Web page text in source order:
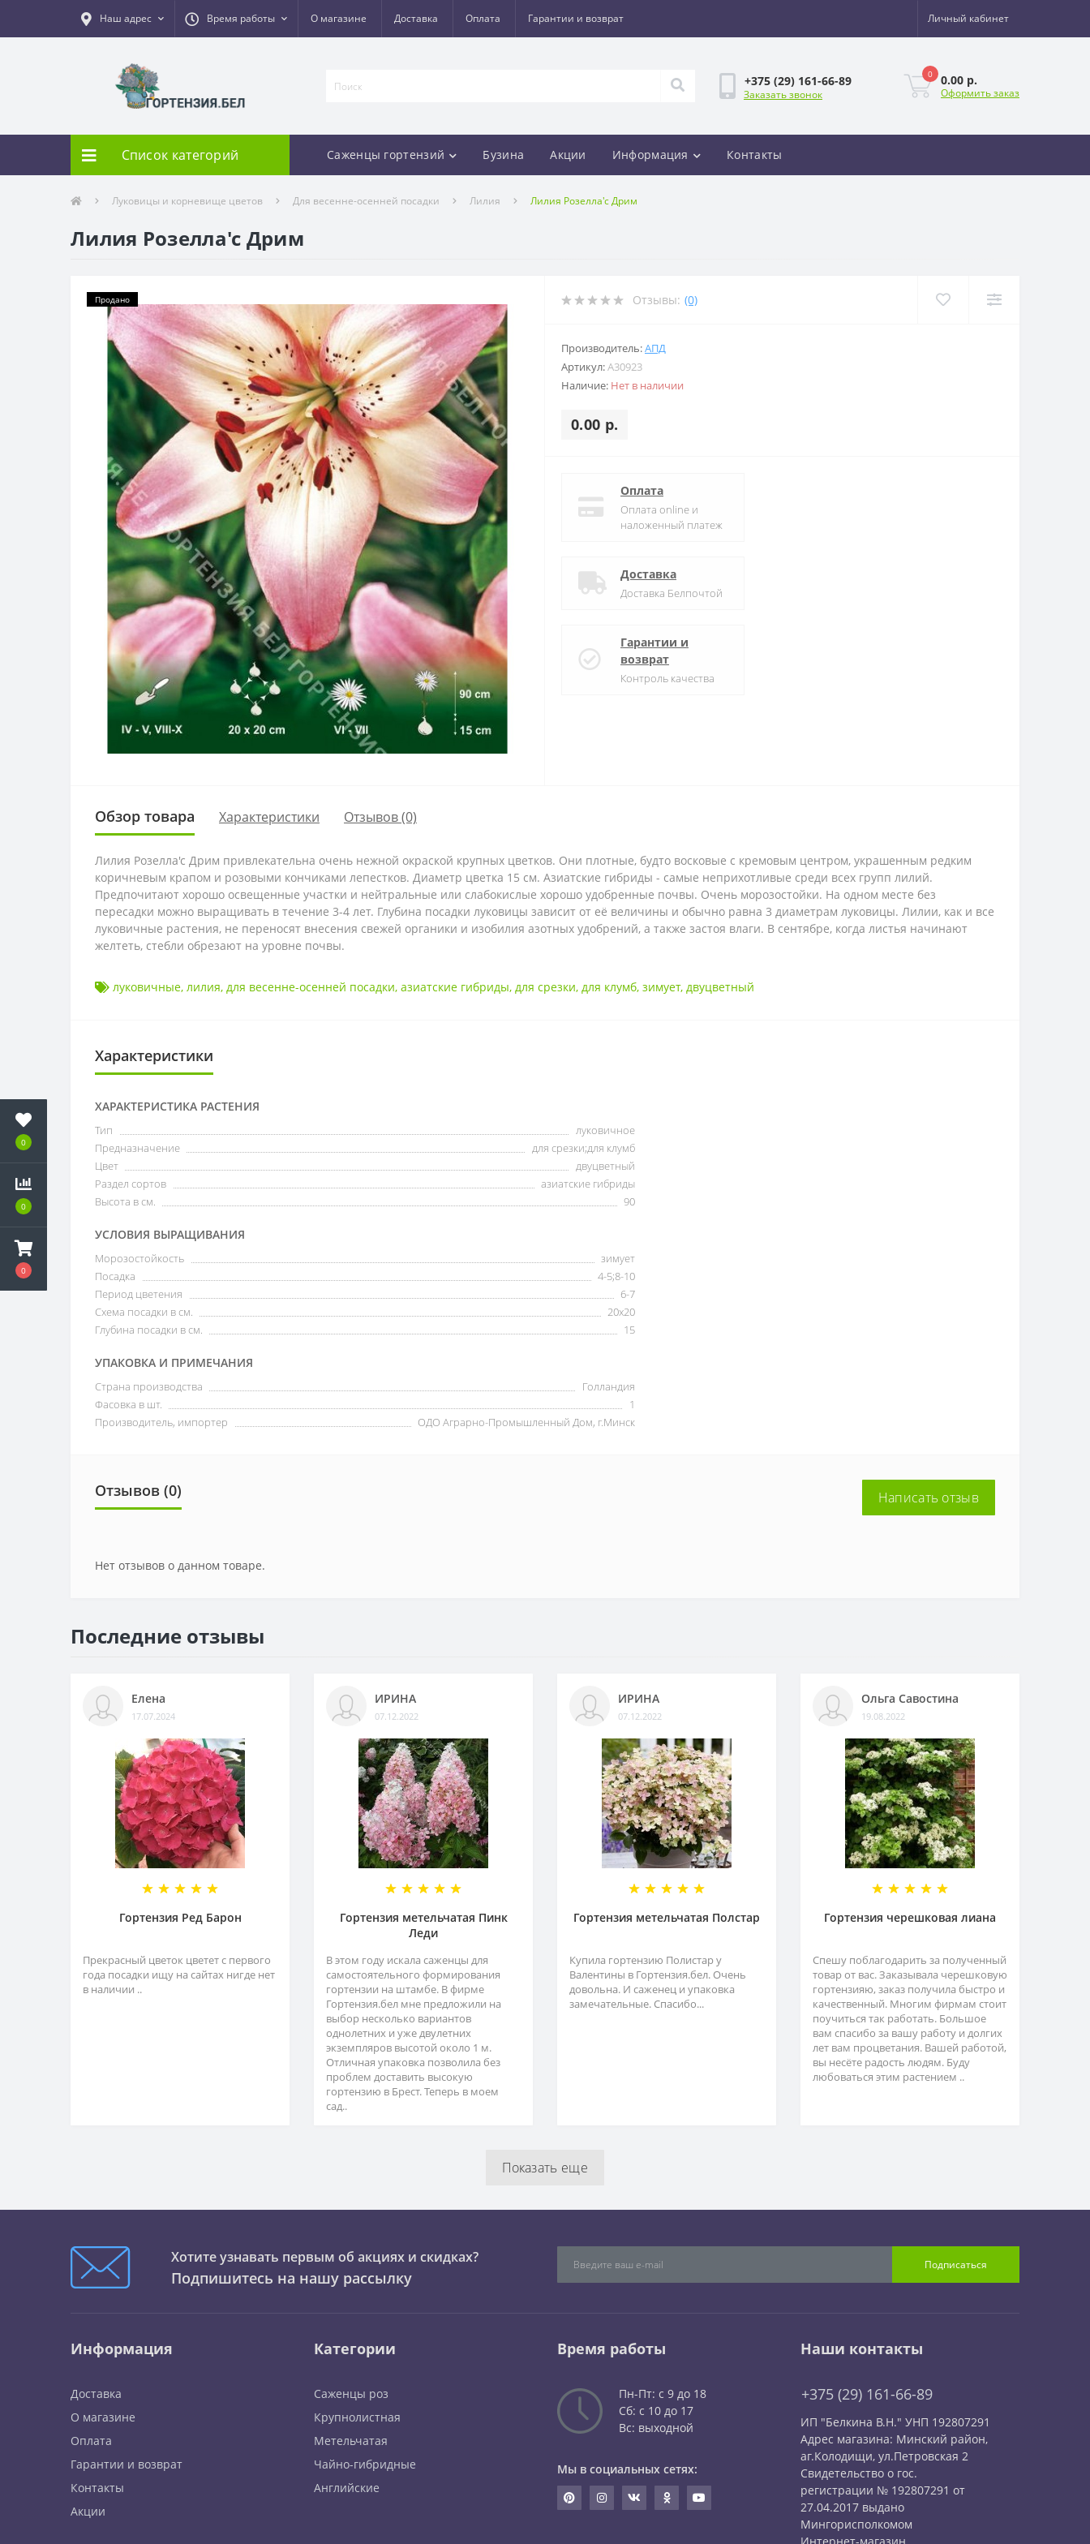
0
0
0
Наш адрес Время работы О магазине Доставка Оплата Гарантии и возврат Личный кабинет
+375 (29) 161-66-89
Заказать звонок
0 0.00 р.
Оформить заказ
Список категорий Саженцы гортензий Бузина Акции Информация Контакты
Луковицы и корневище цветов Для весенне-осенней посадки Лилия Лилия Розелла'с Дрим
Лилия Розелла'с Дрим
Продано Отзывы: (0)
Производитель:АПД
Артикул:A30923
Наличие: Нет в наличии
0.00 р.
Оплата
Оплата online и
наложенный платеж
Доставка
Доставка Белпочтой
Гарантии и
возврат
Контроль качества
Обзор товара Характеристики Отзывов (0)
Лилия Розелла'с Дрим привлекательна очень нежной окраской крупных цветков. Они плотные, будто восковые с кремовым центром, украшенным редким
коричневым крапом и розовыми кончиками лепестков. Диаметр цветка 15 см. Азиатские гибриды - самые неприхотливые среди всех групп лилий.
Предпочитают хорошо освещенные участки и нейтральные или слабокислые хорошо удобренные почвы. Очень морозостойки. На одном месте без
пересадки можно выращивать в течение 3-4 лет. Глубина посадки луковицы зависит от её величины и обычно равна 3 диаметрам луковицы. Лилии, как и все
луковичные растения, не переносят внесения свежей органики и изобилия азотных удобрений, а также застоя влаги. В сентябре, когда листья начинают
желтеть, стебли обрезают на уровне почвы.
луковичные, лилия, для весенне-осенней посадки, азиатские гибриды, для срезки, для клумб, зимует, двуцветный
Характеристики
ХАРАКТЕРИСТИКА РАСТЕНИЯ
Тип
луковичное
Предназначение
для срезки;для клумб
Цвет
двуцветный
Раздел сортов
азиатские гибриды
Высота в см.
90
УСЛОВИЯ ВЫРАЩИВАНИЯ
Морозостойкость
зимует
Посадка
4-5;8-10
Период цветения
6-7
Схема посадки в см.
20х20
Глубина посадки в см.
15
УПАКОВКА И ПРИМЕЧАНИЯ
Страна производства
Голландия
Фасовка в шт.
1
Производитель, импортер
ОДО Аграрно-Промышленный Дом, г.Минск
Отзывов (0) Написать отзыв
Нет отзывов о данном товаре.
Последние отзывы
Елена
17.07.2024
Гортензия Ред Барон
Прекрасный цветок цветет с первого
года посадки ищу на сайтах нигде нет
в наличии ..
ИРИНА
07.12.2022
Гортензия метельчатая Пинк
Леди
В этом году искала саженцы для
самостоятельного формирования
гортензии на штамбе. В фирме
Гортензия.бел мне предложили на
выбор несколько вариантов
однолетних и уже двулетних
экземпляров высотой около 1 м.
Отличная упаковка позволила без
проблем доставить высокую
гортензию в Брест. Теперь в моем
сад..
ИРИНА
07.12.2022
Гортензия метельчатая Полстар
Купила гортензию Полистар у
Валентины в Гортензия.бел. Очень
довольна. И саженец и упаковка
замечательные. Спасибо...
Ольга Савостина
19.08.2022
Гортензия черешковая лиана
Спешу поблагодарить за полученный
товар от вас. Заказывала черешковую
гортензияю, заказ получила быстро и
качественный. Многим фирмам стоит
поучиться так работать. Большое
вам спасибо за вашу работу и долгих
лет вам процветания. Вашей работой,
вы несёте радость людям. Буду
любоваться этим растением ..
Показать еще
Хотите узнавать первым об акциях и скидках?
Подпишитесь на нашу рассылку
Подписаться
Информация
Доставка
О магазине
Оплата
Гарантии и возврат
Контакты
Акции
Категории
Саженцы роз
Крупнолистная
Метельчатая
Чайно-гибридные
Английские
Время работы
Пн-Пт: с 9 до 18
Сб: с 10 до 17
Вс: выходной
Мы в социальных сетях:
Наши контакты
+375 (29) 161-66-89
ИП "Белкина В.Н." УНП 192807291
Адрес магазина: Минский район,
аг.Колодищи, ул.Петровская 2
Свидетельство о гос.
регистрации № 192807291 от
27.04.2017 выдано
Мингорисполкомом